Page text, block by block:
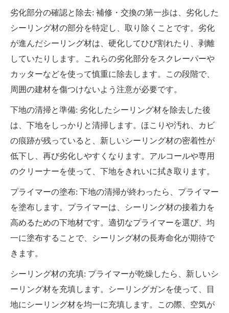
劣化部分の確認と除去: 補修・交換の第一歩は、劣化した
シーリング材の部分を特定し、取り除くことです。劣化
が進んだシーリング材は、硬化してひび割れたり、剥離
していたりします。これらの劣化部分をスクレーパーや
カッターなどを使って慎重に除去します。この段階で、
周囲の建材を傷つけないよう注意が必要です。
下地の清掃と準備: 劣化したシーリング材を除去した後
は、下地をしっかりと清掃します。ほこりや汚れ、カビ
の痕跡が残っていると、新しいシーリング材の密着性が
低下し、再び劣化しやすくなります。アルコールや専用
のクリーナーを使って、下地をきれいに拭き取ります。
プライマーの塗布: 下地の清掃が終わったら、プライマー
を塗布します。プライマーは、シーリング材の接着力を
高めるための下地材です。適切なプライマーを選び、均
一に塗布することで、シーリング材の長寿命化が期待で
きます。
シーリング材の充填: プライマーが乾燥したら、新しいシ
ーリング材を充填します。シーリングガンを使って、目
地にシーリング材を均一に充填します。この際、空気が